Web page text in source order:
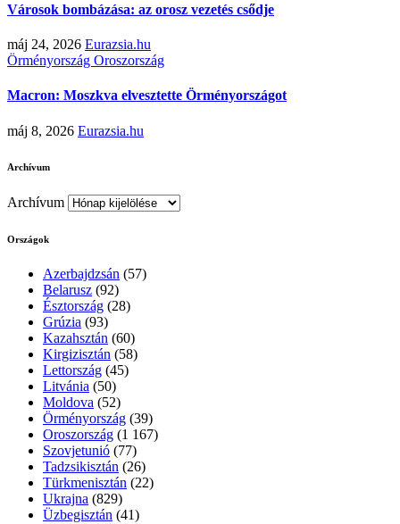
Városok bombázása: az orosz vezetés csődje
máj 24, 2026 Eurazsia.hu
Örményország Oroszország
Macron: Moszkva elvesztette Örményországot
máj 8, 2026 Eurazsia.hu
Archívum
Archívum
Országok
Azerbajdzsán (57)
Belarusz (92)
Észtország (28)
Grúzia (93)
Kazahsztán (60)
Kirgizisztán (58)
Lettország (45)
Litvánia (50)
Moldova (52)
Örményország (39)
Oroszország (1 167)
Szovjetunió (77)
Tadzsikisztán (26)
Türkmenisztán (22)
Ukrajna (829)
Üzbegisztán (41)